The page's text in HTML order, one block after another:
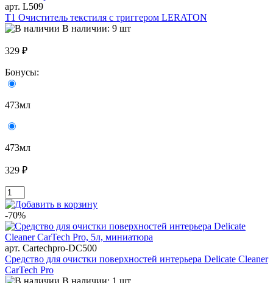
арт. L509
T1 Очиститель текстиля с триггером LERATON
В наличии: 9 шт
329 ₽
Бонусы:
473мл
473мл
329 ₽
-70%
арт. Cartechpro-DC500
Средство для очистки поверхностей интерьера Delicate Cleaner
CarTech Pro
В наличии: 1 шт